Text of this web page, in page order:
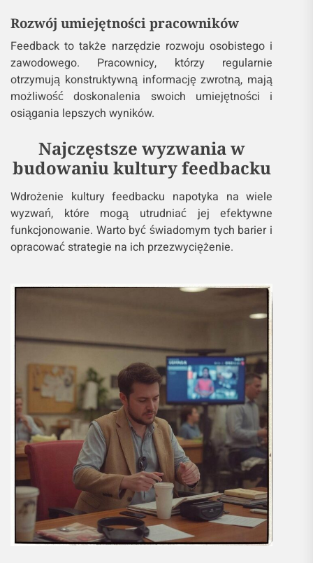
Rozwój umiejętności pracowników
Feedback to także narzędzie rozwoju osobistego i
zawodowego. Pracownicy, którzy regularnie
otrzymują konstruktywną informację zwrotną, mają
możliwość doskonalenia swoich umiejętności i
osiągania lepszych wyników.
Najczęstsze wyzwania w
budowaniu kultury feedbacku
Wdrożenie kultury feedbacku napotyka na wiele
wyzwań, które mogą utrudniać jej efektywne
funkcjonowanie. Warto być świadomym tych barier i
opracować strategie na ich przezwyciężenie.